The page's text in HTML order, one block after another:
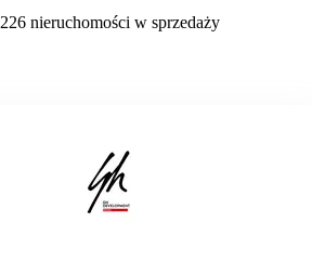
226 nieruchomości w sprzedaży